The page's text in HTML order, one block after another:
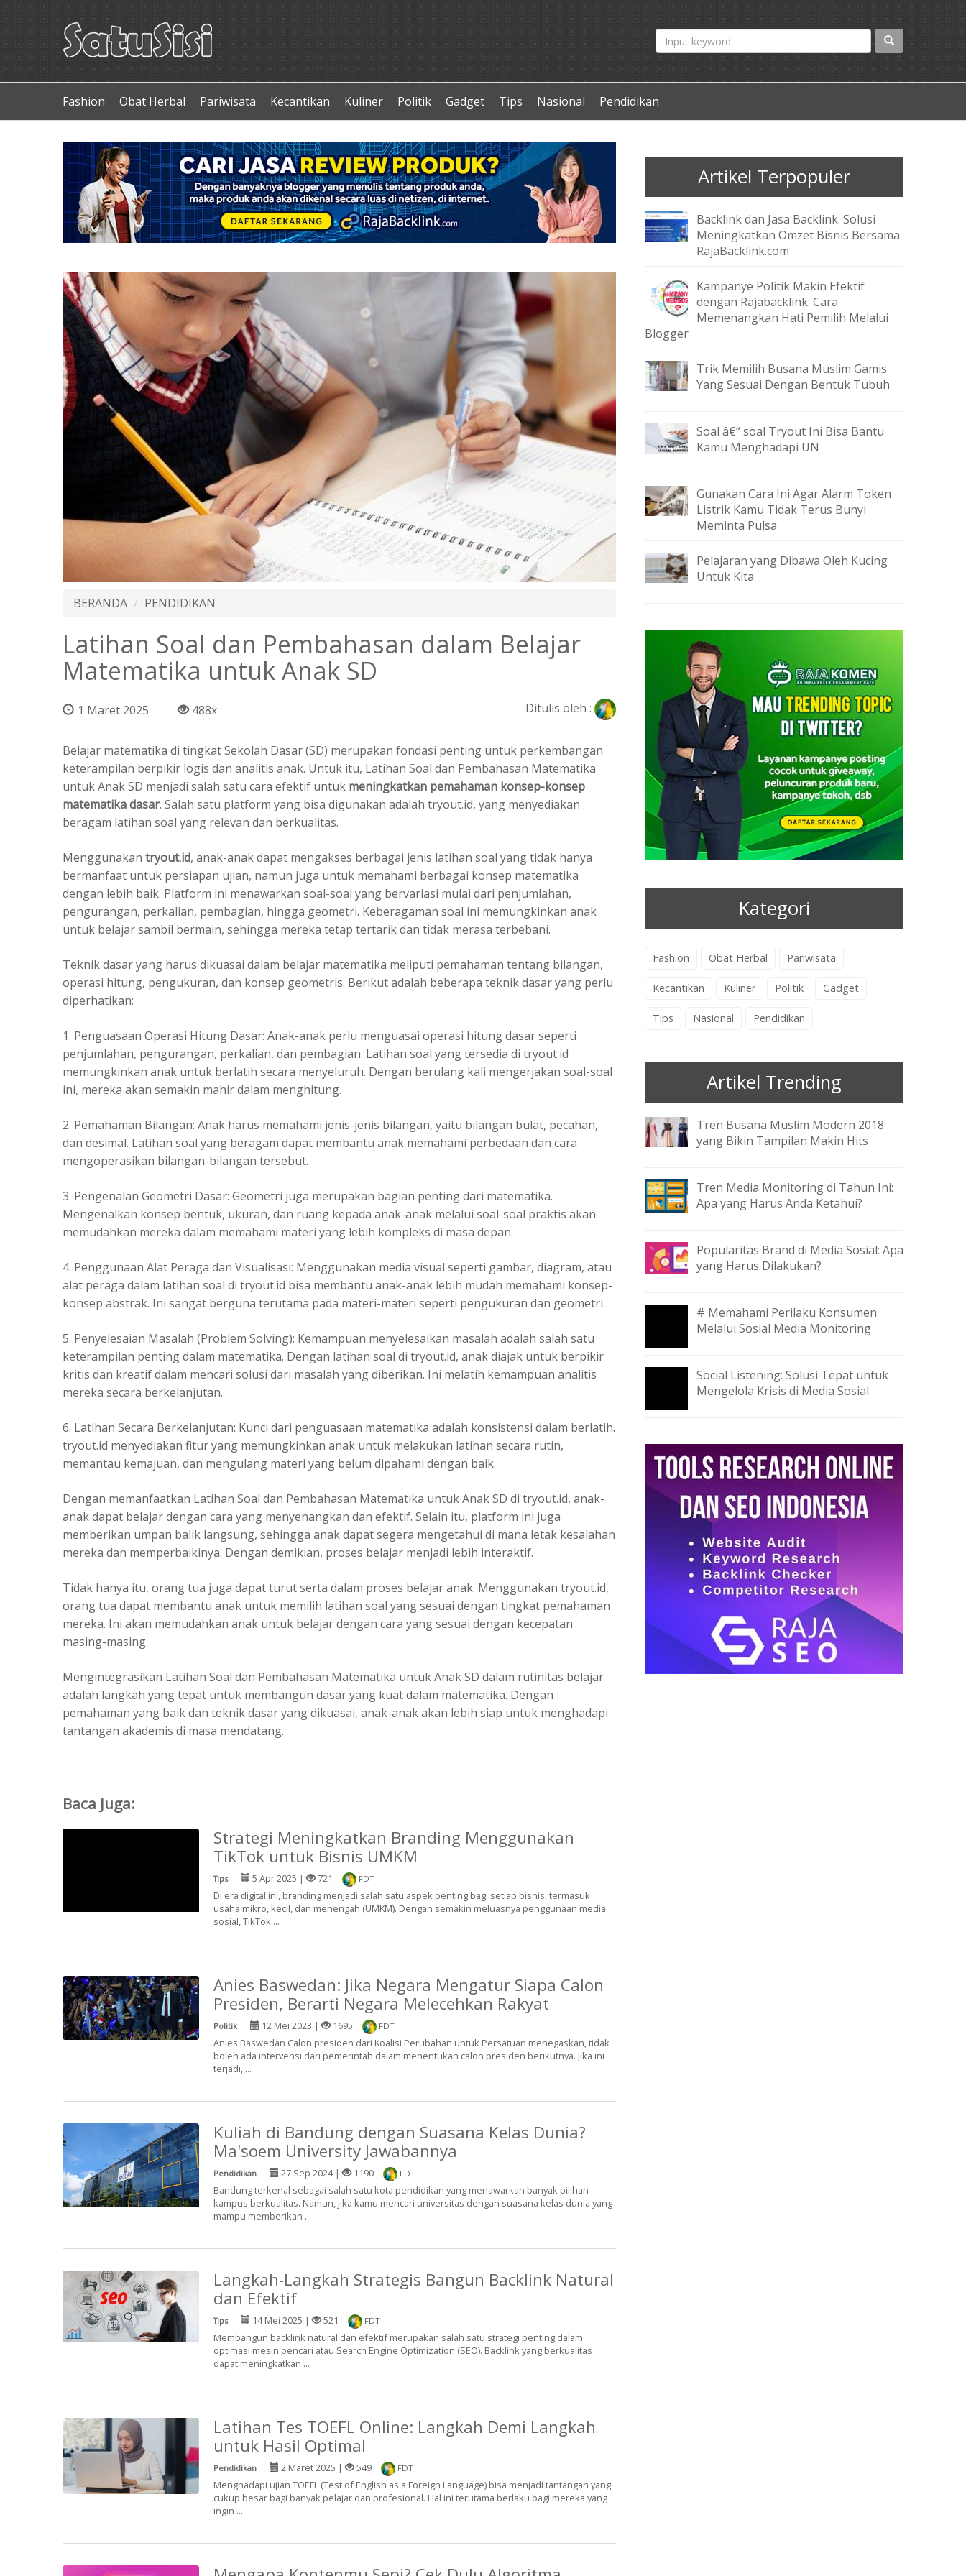
Fashion Obat Herbal Pariwisata Kecantikan Kuliner Politik Gadget Tips Nasional Pendidikan
BERANDA PENDIDIKAN
Latihan Soal dan Pembahasan dalam Belajar
Matematika untuk Anak SD
1 Maret 2025 488x Ditulis oleh :
Belajar matematika di tingkat Sekolah Dasar (SD) merupakan fondasi penting untuk perkembangan
keterampilan berpikir logis dan analitis anak. Untuk itu, Latihan Soal dan Pembahasan Matematika
untuk Anak SD menjadi salah satu cara efektif untuk meningkatkan pemahaman konsep-konsep
matematika dasar. Salah satu platform yang bisa digunakan adalah tryout.id, yang menyediakan
beragam latihan soal yang relevan dan berkualitas.
Menggunakan tryout.id, anak-anak dapat mengakses berbagai jenis latihan soal yang tidak hanya
bermanfaat untuk persiapan ujian, namun juga untuk memahami berbagai konsep matematika
dengan lebih baik. Platform ini menawarkan soal-soal yang bervariasi mulai dari penjumlahan,
pengurangan, perkalian, pembagian, hingga geometri. Keberagaman soal ini memungkinkan anak
untuk belajar sambil bermain, sehingga mereka tetap tertarik dan tidak merasa terbebani.
Teknik dasar yang harus dikuasai dalam belajar matematika meliputi pemahaman tentang bilangan,
operasi hitung, pengukuran, dan konsep geometris. Berikut adalah beberapa teknik dasar yang perlu
diperhatikan:
1. Penguasaan Operasi Hitung Dasar: Anak-anak perlu menguasai operasi hitung dasar seperti
penjumlahan, pengurangan, perkalian, dan pembagian. Latihan soal yang tersedia di tryout.id
memungkinkan anak untuk berlatih secara menyeluruh. Dengan berulang kali mengerjakan soal-soal
ini, mereka akan semakin mahir dalam menghitung.
2. Pemahaman Bilangan: Anak harus memahami jenis-jenis bilangan, yaitu bilangan bulat, pecahan,
dan desimal. Latihan soal yang beragam dapat membantu anak memahami perbedaan dan cara
mengoperasikan bilangan-bilangan tersebut.
3. Pengenalan Geometri Dasar: Geometri juga merupakan bagian penting dari matematika.
Mengenalkan konsep bentuk, ukuran, dan ruang kepada anak-anak melalui soal-soal praktis akan
memudahkan mereka dalam memahami materi yang lebih kompleks di masa depan.
4. Penggunaan Alat Peraga dan Visualisasi: Menggunakan media visual seperti gambar, diagram, atau
alat peraga dalam latihan soal di tryout.id bisa membantu anak-anak lebih mudah memahami konsep-
konsep abstrak. Ini sangat berguna terutama pada materi-materi seperti pengukuran dan geometri.
5. Penyelesaian Masalah (Problem Solving): Kemampuan menyelesaikan masalah adalah salah satu
keterampilan penting dalam matematika. Dengan latihan soal di tryout.id, anak diajak untuk berpikir
kritis dan kreatif dalam mencari solusi dari masalah yang diberikan. Ini melatih kemampuan analitis
mereka secara berkelanjutan.
6. Latihan Secara Berkelanjutan: Kunci dari penguasaan matematika adalah konsistensi dalam berlatih.
tryout.id menyediakan fitur yang memungkinkan anak untuk melakukan latihan secara rutin,
memantau kemajuan, dan mengulang materi yang belum dipahami dengan baik.
Dengan memanfaatkan Latihan Soal dan Pembahasan Matematika untuk Anak SD di tryout.id, anak-
anak dapat belajar dengan cara yang menyenangkan dan efektif. Selain itu, platform ini juga
memberikan umpan balik langsung, sehingga anak dapat segera mengetahui di mana letak kesalahan
mereka dan memperbaikinya. Dengan demikian, proses belajar menjadi lebih interaktif.
Tidak hanya itu, orang tua juga dapat turut serta dalam proses belajar anak. Menggunakan tryout.id,
orang tua dapat membantu anak untuk memilih latihan soal yang sesuai dengan tingkat pemahaman
mereka. Ini akan memudahkan anak untuk belajar dengan cara yang sesuai dengan kecepatan
masing-masing.
Mengintegrasikan Latihan Soal dan Pembahasan Matematika untuk Anak SD dalam rutinitas belajar
adalah langkah yang tepat untuk membangun dasar yang kuat dalam matematika. Dengan
pemahaman yang baik dan teknik dasar yang dikuasai, anak-anak akan lebih siap untuk menghadapi
tantangan akademis di masa mendatang.
Baca Juga:
Strategi Meningkatkan Branding Menggunakan
TikTok untuk Bisnis UMKM
Tips 5 Apr 2025 | 721 FDT
Di era digital ini, branding menjadi salah satu aspek penting bagi setiap bisnis, termasuk
usaha mikro, kecil, dan menengah (UMKM). Dengan semakin meluasnya penggunaan media
sosial, TikTok ...
Anies Baswedan: Jika Negara Mengatur Siapa Calon
Presiden, Berarti Negara Melecehkan Rakyat
Politik 12 Mei 2023 | 1695 FDT
Anies Baswedan Calon presiden dari Koalisi Perubahan untuk Persatuan menegaskan, tidak
boleh ada intervensi dari pemerintah dalam menentukan calon presiden berikutnya. Jika ini
terjadi, ...
Kuliah di Bandung dengan Suasana Kelas Dunia?
Ma'soem University Jawabannya
Pendidikan 27 Sep 2024 | 1190 FDT
Bandung terkenal sebagai salah satu kota pendidikan yang menawarkan banyak pilihan
kampus berkualitas. Namun, jika kamu mencari universitas dengan suasana kelas dunia yang
mampu memberikan ...
Langkah-Langkah Strategis Bangun Backlink Natural
dan Efektif
Tips 14 Mei 2025 | 521 FDT
Membangun backlink natural dan efektif merupakan salah satu strategi penting dalam
optimasi mesin pencari atau Search Engine Optimization (SEO). Backlink yang berkualitas
dapat meningkatkan ...
Latihan Tes TOEFL Online: Langkah Demi Langkah
untuk Hasil Optimal
Pendidikan 2 Maret 2025 | 549 FDT
Menghadapi ujian TOEFL (Test of English as a Foreign Language) bisa menjadi tantangan yang
cukup besar bagi banyak pelajar dan profesional. Hal ini terutama berlaku bagi mereka yang
ingin ...
Artikel Terpopuler
Backlink dan Jasa Backlink: Solusi
Meningkatkan Omzet Bisnis Bersama
RajaBacklink.com
Kampanye Politik Makin Efektif
dengan Rajabacklink: Cara
Memenangkan Hati Pemilih Melalui
Blogger
Trik Memilih Busana Muslim Gamis
Yang Sesuai Dengan Bentuk Tubuh
Soal â€“ soal Tryout Ini Bisa Bantu
Kamu Menghadapi UN
Gunakan Cara Ini Agar Alarm Token
Listrik Kamu Tidak Terus Bunyi
Meminta Pulsa
Pelajaran yang Dibawa Oleh Kucing
Untuk Kita
Kategori
Fashion Obat Herbal Pariwisata
Kecantikan Kuliner Politik Gadget
Tips Nasional Pendidikan
Artikel Trending
Tren Busana Muslim Modern 2018
yang Bikin Tampilan Makin Hits
Tren Media Monitoring di Tahun Ini:
Apa yang Harus Anda Ketahui?
Popularitas Brand di Media Sosial: Apa
yang Harus Dilakukan?
# Memahami Perilaku Konsumen
Melalui Sosial Media Monitoring
Social Listening: Solusi Tepat untuk
Mengelola Krisis di Media Sosial